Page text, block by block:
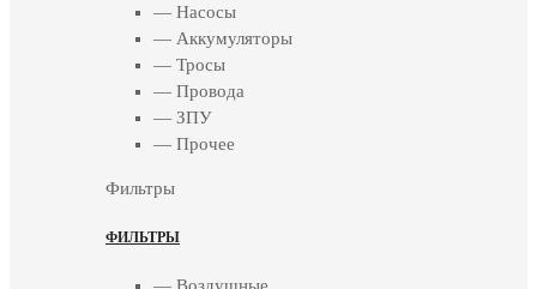
— Насосы
— Аккумуляторы
— Тросы
— Провода
— ЗПУ
— Прочее
Фильтры
ФИЛЬТРЫ